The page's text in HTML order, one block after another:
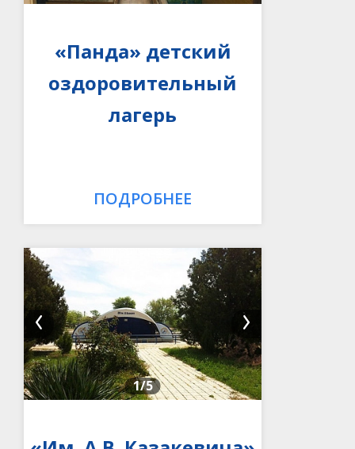
«Панда» детский
оздоровительный
лагерь
ПОДРОБНЕЕ
1/5